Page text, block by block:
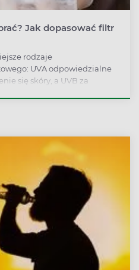
Jak dopasować filtr
rodzaje
UVA odpowiedzialne
się skóry, a UVB za